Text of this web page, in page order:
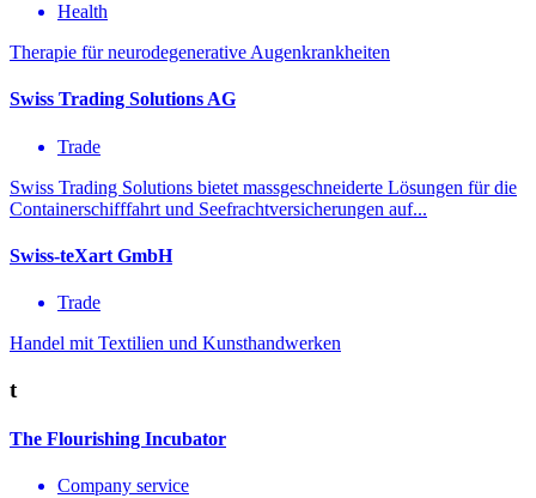
Health
Therapie für neurodegenerative Augenkrankheiten
Swiss Trading Solutions AG
Trade
Swiss Trading Solutions bietet massgeschneiderte Lösungen für die
Containerschifffahrt und Seefrachtversicherungen auf...
Swiss-teXart GmbH
Trade
Handel mit Textilien und Kunsthandwerken
t
The Flourishing Incubator
Company service